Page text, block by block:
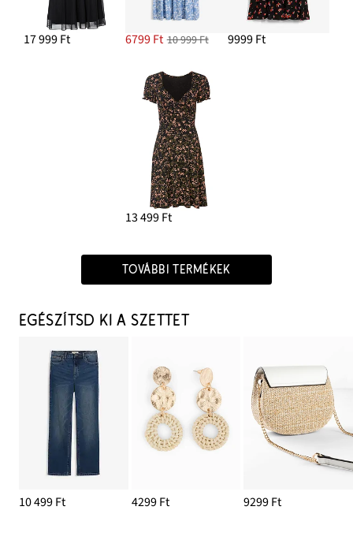
17 999 Ft 6799 Ft 10 999 Ft 9999 Ft
13 499 Ft
TOVÁBBI TERMÉKEK
EGÉSZÍTSD KI A SZETTET
10 499 Ft 4299 Ft 9299 Ft